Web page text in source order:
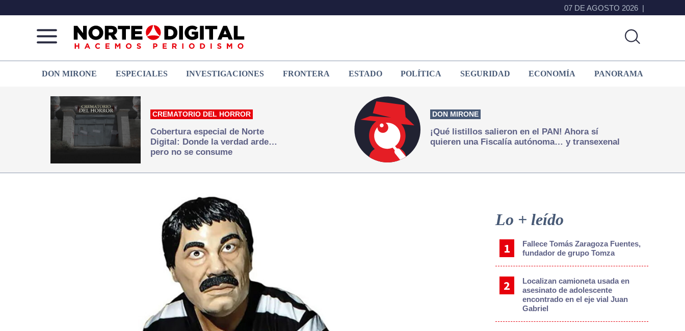
07 DE AGOSTO 2026
de
Juárez
que
hacemos periodismo
DON MIRONE ESPECIALES INVESTIGACIONES FRONTERA ESTADO POLÍTICA SEGURIDAD ECONOMÍA PANORAMA
CREMATORIO DEL HORROR
Cobertura especial de Norte
Digital: Donde la verdad arde…
pero no se consume
DON MIRONE
¡Qué listillos salieron en el PAN! Ahora sí
quieren una Fiscalía autónoma… y transexenal
Sidebar
Lo + leído
Fallece Tomás Zaragoza Fuentes,
fundador de grupo Tomza
Localizan camioneta usada en
asesinato de adolescente
encontrado en el eje vial Juan
Gabriel